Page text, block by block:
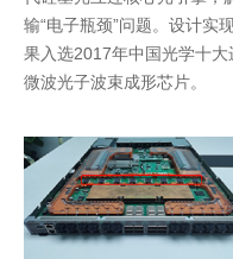
输“电子瓶颈”问题。设计实
果入选2017年中国光学十
微波光子波束成形芯片。